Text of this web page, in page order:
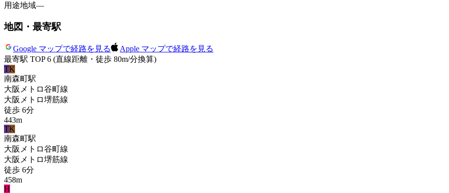
用途地域—
地図・最寄駅
Google マップで経路を見る
Apple マップで経路を見る
最寄駅 TOP 6 (直線距離・徒歩 80m/分換算)
TK
南森町駅
大阪メトロ谷町線
大阪メトロ堺筋線
徒歩 6分
443m
TK
南森町駅
大阪メトロ谷町線
大阪メトロ堺筋線
徒歩 6分
458m
H